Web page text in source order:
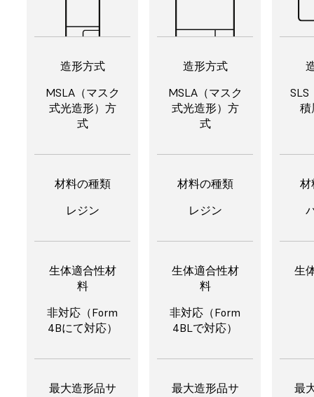
造形方式
MSLA（マスク
式光造形）方
式
材料の種類
レジン
生体適合性材
料
非対応（Form
4Bにて対応）
最大造形品サ
造形方式
MSLA（マスク
式光造形）方
式
材料の種類
レジン
生体適合性材
料
非対応（Form
4BLで対応）
最大造形品サ
SLS
積
材
生
最